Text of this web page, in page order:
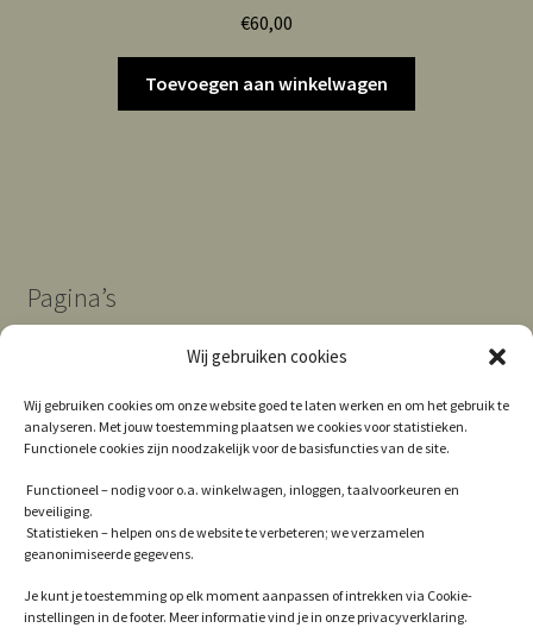
Wij gebruiken cookies
Wij gebruiken cookies om onze website goed te laten werken en om het gebruik te
analyseren. Met jouw toestemming plaatsen we cookies voor statistieken.
Functionele cookies zijn noodzakelijk voor de basisfuncties van de site.
Functioneel – nodig voor o.a. winkelwagen, inloggen, taalvoorkeuren en
beveiliging.
Statistieken – helpen ons de website te verbeteren; we verzamelen
geanonimiseerde gegevens.
Je kunt je toestemming op elk moment aanpassen of intrekken via Cookie-
instellingen in de footer. Meer informatie vind je in onze privacyverklaring.
€60,00
Toevoegen aan winkelwagen
Pagina’s
Contact
Privacy